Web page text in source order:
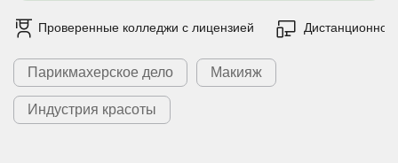
Проверенные колледжи с лицензией Дистанционно
Парикмахерское дело Макияж
Индустрия красоты